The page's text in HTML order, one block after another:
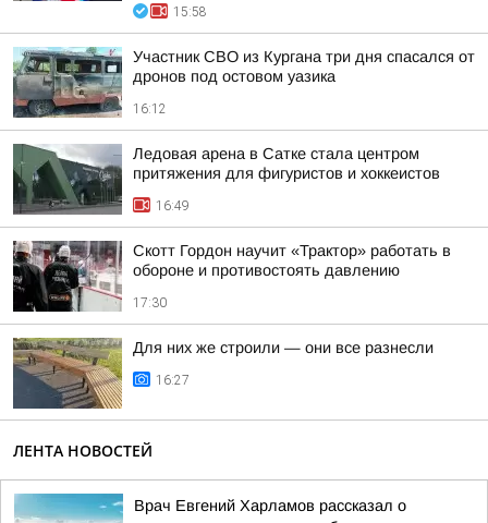
15:58
Участник СВО из Кургана три дня спасался от
дронов под остовом уазика
16:12
Ледовая арена в Сатке стала центром
притяжения для фигуристов и хоккеистов
16:49
Скотт Гордон научит «Трактор» работать в
обороне и противостоять давлению
17:30
Для них же строили — они все разнесли
16:27
ЛЕНТА НОВОСТЕЙ
Врач Евгений Харламов рассказал о